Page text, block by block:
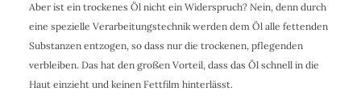
Aber ist ein trockenes Öl nicht ein Widerspruch? Nein, denn durch
eine spezielle Verarbeitungstechnik werden dem Öl alle fettenden
Substanzen entzogen, so dass nur die trockenen, pflegenden
verbleiben. Das hat den großen Vorteil, dass das Öl schnell in die
Haut einzieht und keinen Fettfilm hinterlässt.